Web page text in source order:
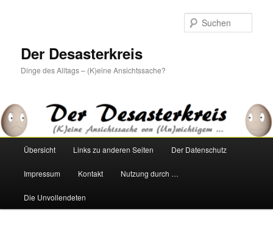
Der Desasterkreis
Dinge des Alltags – (K)eine Ansichtssache?
HauptmenüÜbersicht Links zu anderen Seiten Der Datenschutz
Impressum Kontakt Nutzung durch …
Die Unvollendeten